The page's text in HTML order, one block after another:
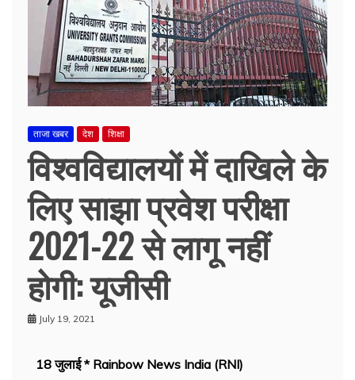
ताजा खबर देश शिक्षा
विश्वविद्यालयों में दाखिले के
लिए साझा प्रवेश परीक्षा
2021-22 से लागू नहीं
होगी: यूजीसी
July 19, 2021
18 जुलाई * Rainbow News India (RNI)